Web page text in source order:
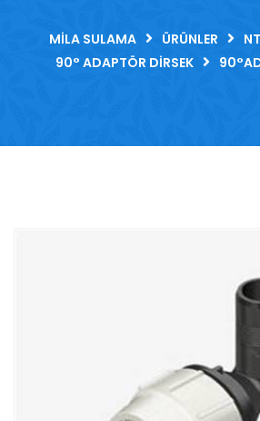
MILA SULAMA ÜRÜNLER
90° ADAPTÖR DIRSEK